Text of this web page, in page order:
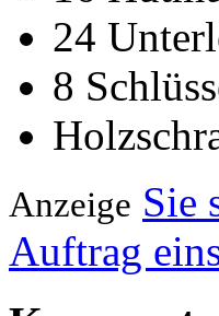
24
8
Anzeige Sie
Auftrag